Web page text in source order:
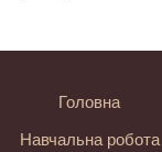
Головна
Навчальна робота